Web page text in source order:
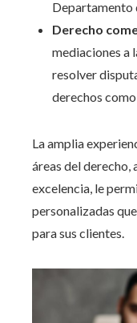
Departamento
Derecho
mediaciones a
resolver
derechos
La amplia
áreas del derecho,
excelencia, le
personalizadas
para sus clientes.